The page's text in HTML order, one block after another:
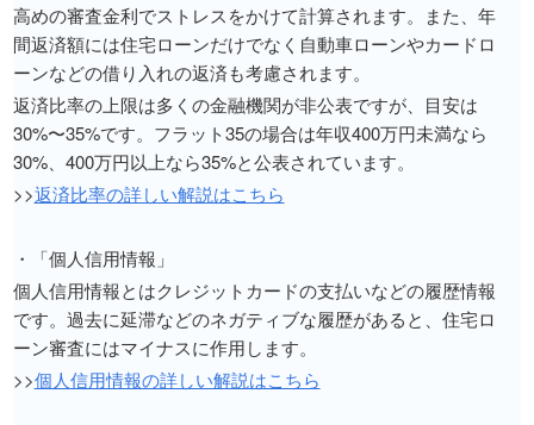
高めの審査金利でストレスをかけて計算されます。また、年
間返済額には住宅ローンだけでなく自動車ローンやカードロ
ーンなどの借り入れの返済も考慮されます。
返済比率の上限は多くの金融機関が非公表ですが、目安は
30%〜35%です。フラット35の場合は年収400万円未満なら
30%、400万円以上なら35%と公表されています。
>>返済比率の詳しい解説はこちら
・「個人信用情報」
個人信用情報とはクレジットカードの支払いなどの履歴情報
です。過去に延滞などのネガティブな履歴があると、住宅ロ
ーン審査にはマイナスに作用します。
>>個人信用情報の詳しい解説はこちら